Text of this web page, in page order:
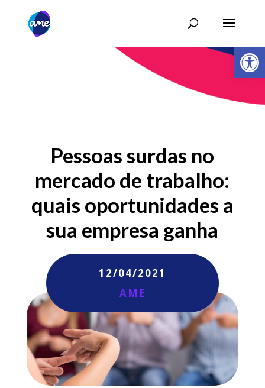
Abrir
Pessoas surdas no
mercado de trabalho:
quais oportunidades a
sua empresa ganha
12/04/2021
AME